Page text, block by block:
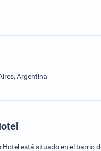
Argentina
Hotel está situado en el barrio